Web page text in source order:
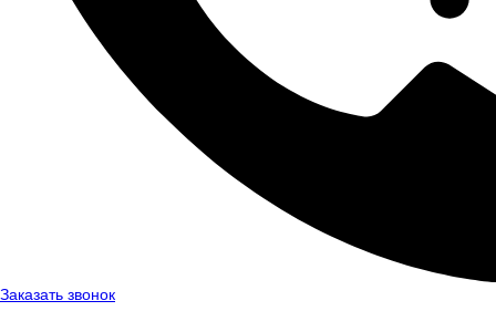
Заказать звонок